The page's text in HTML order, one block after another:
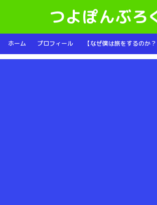
つよぽんぶろ
ホーム プロフィール 【なぜ僕は旅をするのか？